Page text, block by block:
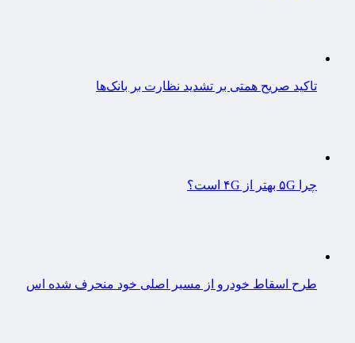
تاکید صریح همتی بر تشدید نظارت بر بانک‌ها
چرا ۵G بهتر از ۴G است؟
طرح اسقاط خودرو از مسیر اصلی خود منحرف شده اس